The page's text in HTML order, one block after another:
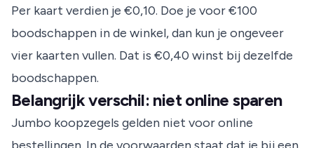
Per kaart verdien je €0,10. Doe je voor €100
boodschappen in de winkel, dan kun je ongeveer
vier kaarten vullen. Dat is €0,40 winst bij dezelfde
boodschappen.
Belangrijk verschil: niet online sparen
Jumbo koopzegels gelden niet voor online